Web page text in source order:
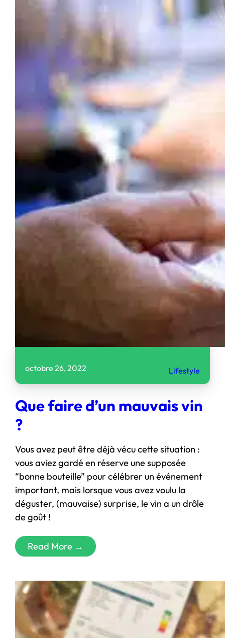
octobre 26, 2022 Lifestyle
Que faire d’un mauvais vin
?
Vous avez peut être déjà vécu cette situation :
vous aviez gardé en réserve une supposée
“bonne bouteille” pour célébrer un événement
important, mais lorsque vous avez voulu la
déguster, (mauvaise) surprise, le vin a un drôle
de goût !
Read More →